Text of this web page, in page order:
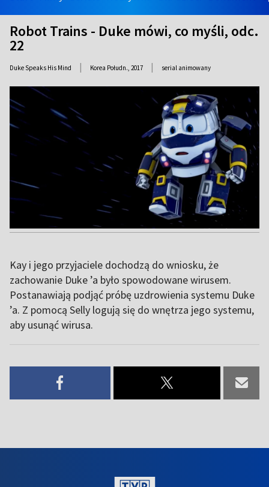
Robot Trains - Duke mówi, co myśli, odc.
22
Duke Speaks His Mind | Korea Połudn., 2017 | serial animowany
Kay i jego przyjaciele dochodzą do wniosku, że
zachowanie Duke ’a było spowodowane wirusem.
Postanawiają podjąć próbę uzdrowienia systemu Duke
’a. Z pomocą Selly logują się do wnętrza jego systemu,
aby usunąć wirusa.